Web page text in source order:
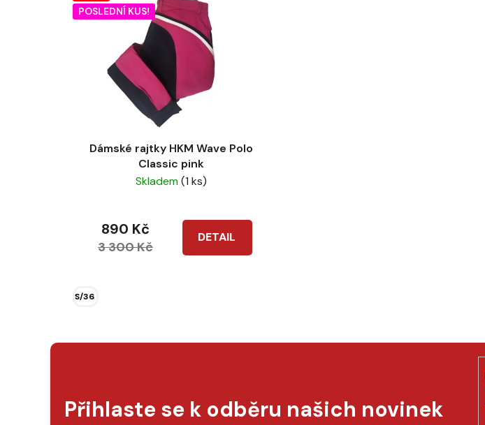
POSLEDNÍ KUS!
Dámské rajtky HKM Wave Polo
Classic pink
Skladem(1 ks)
DETAIL
890 Kč
3 300 Kč
S/36
Přihlaste se k odběru našich novinek